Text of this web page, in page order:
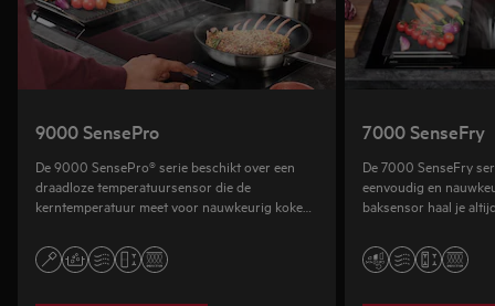
9000 SensePro
De 9000 SensePro® serie beschikt over een
draadloze temperatuursensor die de
kerntemperatuur meet voor nauwkeurig koken,
7000 SenseFry
De 7000 SenseFry
eenvoudig en
baksensor haal je
bereidt.